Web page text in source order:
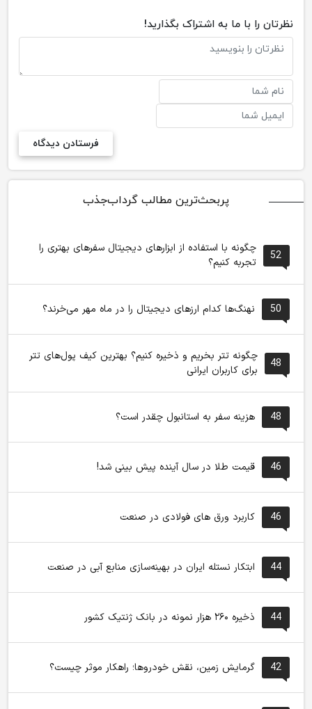
نظرتان را با ما به اشتراک بگذارید!
پربحث‌ترین مطالب گرداب‌جذب
52
چگونه با استفاده از ابزارهای دیجیتال سفرهای بهتری را
تجربه کنیم؟
50 نهنگ‌ها کدام ارزهای دیجیتال را در ماه مهر می‌خرند؟
48
چگونه تتر بخریم و ذخیره کنیم؟ بهترین کیف پول‌های تتر
برای کاربران ایرانی
48 هزینه سفر به استانبول چقدر است؟
46 قیمت طلا در سال آینده پیش بینی شد!
46 کاربرد ورق های فولادی در صنعت
44 ابتکار نستله ایران در بهینه‌سازی منابع آبی در صنعت
44 ذخیره ۲۶۰ هزار نمونه در بانک ژنتیک کشور
42 گرمایش زمین، نقش خودروها؛ راهکار موثر چیست؟